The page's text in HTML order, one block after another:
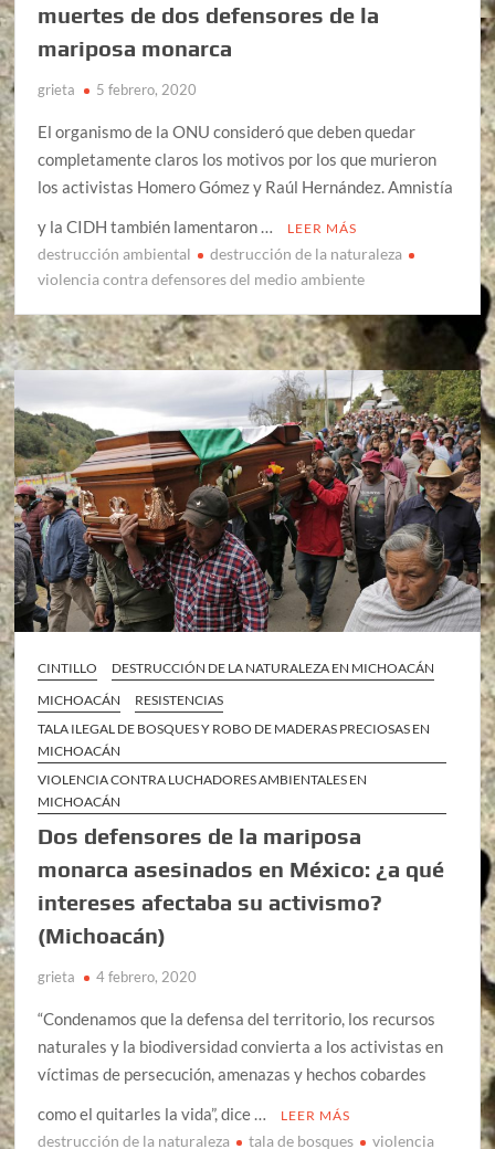
muertes de dos defensores de la
mariposa monarca
grieta 5 febrero, 2020
El organismo de la ONU consideró que deben quedar
completamente claros los motivos por los que murieron
los activistas Homero Gómez y Raúl Hernández. Amnistía
y la CIDH también lamentaron …
LEER MÁS
destrucción ambiental
destrucción de la naturaleza
violencia contra defensores del medio ambiente
CINTILLO
DESTRUCCIÓN DE LA NATURALEZA EN MICHOACÁN
MICHOACÁN
RESISTENCIAS
TALA ILEGAL DE BOSQUES Y ROBO DE MADERAS PRECIOSAS EN
MICHOACÁN
VIOLENCIA CONTRA LUCHADORES AMBIENTALES EN
MICHOACÁN
Dos defensores de la mariposa
monarca asesinados en México: ¿a qué
intereses afectaba su activismo?
(Michoacán)
grieta 4 febrero, 2020
“Condenamos que la defensa del territorio, los recursos
naturales y la biodiversidad convierta a los activistas en
víctimas de persecución, amenazas y hechos cobardes
como el quitarles la vida”, dice …
LEER MÁS
destrucción de la naturaleza tala de bosques violencia